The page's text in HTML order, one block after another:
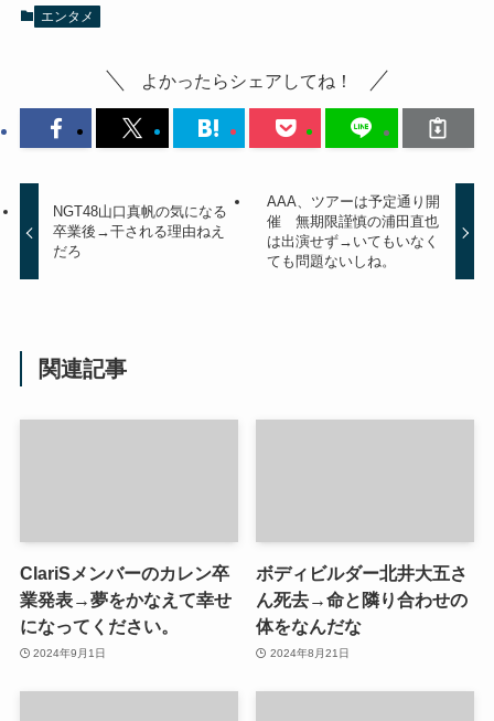
エンタメ
よかったらシェアしてね！
NGT48山口真帆の気になる
卒業後→干される理由ねえ
だろ
AAA、ツアーは予定通り開
催 無期限謹慎の浦田直也
は出演せず→いてもいなく
ても問題ないしね。
関連記事
ClariSメンバーのカレン卒
業発表→夢をかなえて幸せ
になってください。
2024年9月1日
ボディビルダー北井大五さ
ん死去→命と隣り合わせの
体をなんだな
2024年8月21日